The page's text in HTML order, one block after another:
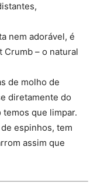
nem adorável, é
Crumb – o natural
de molho de
diretamente do
que limpar.
espinhos, tem
assim que